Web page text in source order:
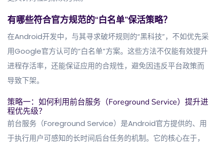
有哪些符合官方规范的“白名单”保活策略？
在Android开发中，与其寻求破坏规则的“黑科技”，不如优先采
用Google官方认可的“白名单”方案。这些方法不仅能有效提升
进程存活率，还能保证应用的合规性，避免因违反平台政策而
导致下架。
策略一：如何利用前台服务（Foreground Service）提升进
程优先级？
前台服务（Foreground Service）是Android官方提供的、用
于执行用户可感知的长时间后台任务的机制。它的核心在于，